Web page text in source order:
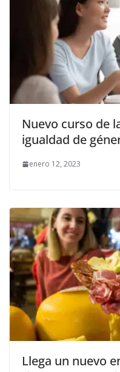
Nuevo curso de
igualdad de
enero 12, 2023
Llega un nuevo